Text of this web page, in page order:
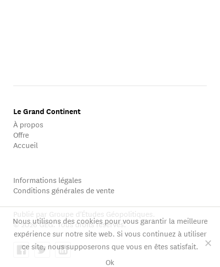
Le Grand Continent
À propos
Offre
Accueil
Informations légales
Conditions générales de vente
Publié par Groupe d'Études Géopolitiques.
© 2026 GEG. Tous droits réservés.
Nous utilisons des cookies pour vous garantir la meilleure
expérience sur notre site web. Si vous continuez à utiliser
ce site, nous supposerons que vous en êtes satisfait.
Ok